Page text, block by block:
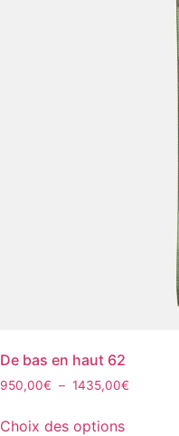
De bas en haut 62
950,00€ – 1435,00€
Choix des optionsproduit